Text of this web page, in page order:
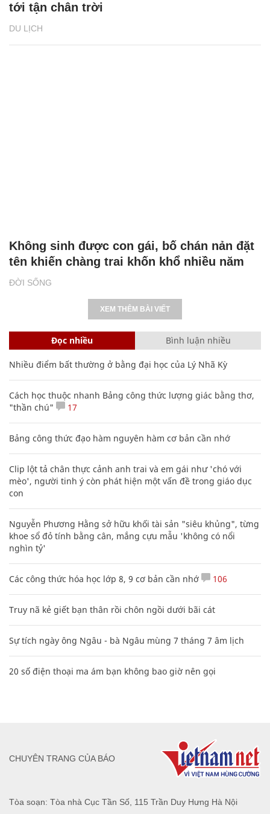
DU LỊCH
tới tận chân trời
ĐỜI SỐNG
Không sinh được con gái, bố chán nản đặt
tên khiến chàng trai khốn khổ nhiều năm
XEM THÊM BÀI VIẾT
Đọc nhiều Bình luận nhiều
Nhiều điểm bất thường ở bằng đại học của Lý Nhã Kỳ
Cách học thuộc nhanh Bảng công thức lượng giác bằng thơ,
"thần chú"
17
Bảng công thức đạo hàm nguyên hàm cơ bản cần nhớ
Clip lột tả chân thực cảnh anh trai và em gái như 'chó với
mèo', người tinh ý còn phát hiện một vấn đề trong giáo dục
con
Nguyễn Phương Hằng sở hữu khối tài sản "siêu khủng", từng
khoe sổ đỏ tính bằng cân, mắng cựu mẫu 'không có nổi
nghìn tỷ'
Các công thức hóa học lớp 8, 9 cơ bản cần nhớ 106
Truy nã kẻ giết bạn thân rồi chôn ngồi dưới bãi cát
Sự tích ngày ông Ngâu - bà Ngâu mùng 7 tháng 7 âm lịch
20 số điện thoại ma ám bạn không bao giờ nên gọi
Tòa soạn: Tòa nhà Cục Tần Số, 115 Trần Duy Hưng Hà Nội
CHUYÊN TRANG CỦA BÁO